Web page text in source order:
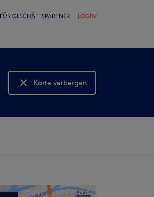
FÜR GESCHÄFTSPARTNER LOGIN
Karte verbergen
Karte anzeigen